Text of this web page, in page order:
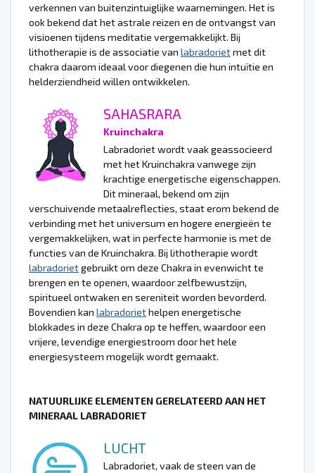
verkennen van buitenzintuiglijke waarnemingen. Het is
ook bekend dat het astrale reizen en de ontvangst van
visioenen tijdens meditatie vergemakkelijkt. Bij
lithotherapie is de associatie van labradorietmet dit
chakra daarom ideaal voor diegenen die hun intuïtie en
helderziendheid willen ontwikkelen.
SAHASRARA
Kruinchakra
Labradoriet wordt vaak geassocieerd
met het Kruinchakra vanwege zijn
krachtige energetische eigenschappen.
Dit mineraal, bekend om zijn
verschuivende metaalreflecties, staat erom bekend de
verbinding met het universum en hogere energieën te
vergemakkelijken, wat in perfecte harmonie is met de
functies van de Kruinchakra. Bij lithotherapie wordt
labradorietgebruikt om deze Chakra in evenwicht te
brengen en te openen, waardoor zelfbewustzijn,
spiritueel ontwaken en sereniteit worden bevorderd.
Bovendien kan labradoriethelpen energetische
blokkades in deze Chakra op te heffen, waardoor een
vrijere, levendige energiestroom door het hele
energiesysteem mogelijk wordt gemaakt.
NATUURLIJKE ELEMENTEN GERELATEERD AAN HET
MINERAAL LABRADORIET
LUCHT
Labradoriet, vaak de steen van de